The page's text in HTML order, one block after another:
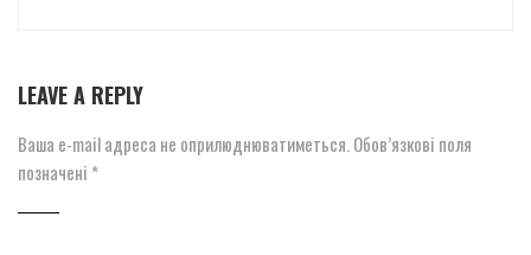
LEAVE A REPLY
Ваша e-mail адреса не оприлюднюватиметься. Обов’язкові поля
позначені *